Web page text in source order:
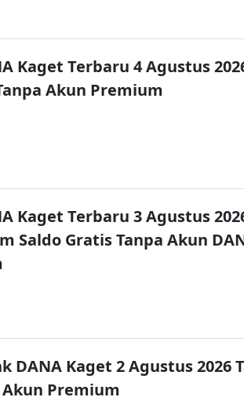
Kaget Terbaru 4 Agustus
Akun Premium
Kaget Terbaru 3 Agustus
Saldo Gratis Tanpa Akun
DANA Kaget 2 Agustus 2026
Premium